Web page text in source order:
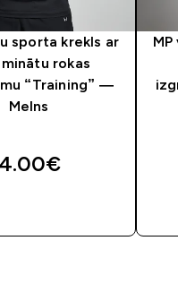
sporta krekls ar
rokas
“Training” —
Melns